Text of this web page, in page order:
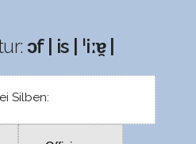
ɔf | is | ˈiːɐ̯ |
Silben: